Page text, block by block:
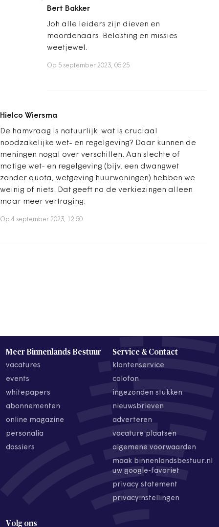
Bert Bakker
Joh alle leiders zijn dieven en
moordenaars. Belasting en missies
weetjewel.
Op 5 september 2023, 05:25
Hielco Wiersma
De hamvraag is natuurlijk: wat is cruciaal
noodzakelijke wet- en regelgeving? Daar kunnen de
meningen nogal over verschillen. Aan slechte of
matige wet- en regelgeving (bijv. een dwangwet
zonder quota, wetgeving huurwoningen) hebben we
weinig of niets. Dat geeft na de verkiezingen alleen
maar meer vertraging.
Op 4 september 2023, 12:50
Meer Binnenlands Bestuur
vacatures
events
whitepapers
abonnementen
online magazine
personalia
dossiers
Service & Contact
klantenservice
colofon
ingezonden stukken
nieuwsbrieven
adverteren
vacature plaatsen
algemene voorwaarden
maak binnenlandsbestuur.nl
uw google-favoriet
privacy statement
privacyinstellingen
Volg ons